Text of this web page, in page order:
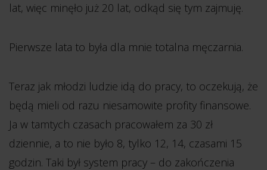
lat, więc minęło już 20 lat, odkąd się tym zajmuję.
Pierwsze lata to była dla mnie totalna męczarnia.
Teraz jak młodzi ludzie idą do pracy, to oczekują, że
będą mieli od razu niesamowite profity finansowe.
Ja w tamtych czasach pracowałem za 30 zł
dziennie, a to nie było 8, tylko 12, 14, czasami 15
godzin. Taki był system pracy – do zakończenia